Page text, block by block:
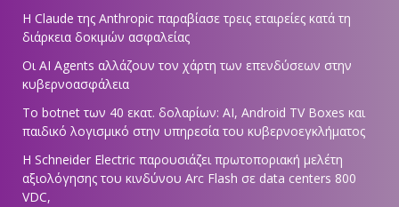
Η Claude της Anthropic παραβίασε τρεις εταιρείες κατά τη
διάρκεια δοκιμών ασφαλείας
Οι AI Agents αλλάζουν τον χάρτη των επενδύσεων στην
κυβερνοασφάλεια
Το botnet των 40 εκατ. δολαρίων: AI, Android TV Boxes και
παιδικό λογισμικό στην υπηρεσία του κυβερνοεγκλήματος
Η Schneider Electric παρουσιάζει πρωτοποριακή μελέτη
αξιολόγησης του κινδύνου Arc Flash σε data centers 800
VDC,